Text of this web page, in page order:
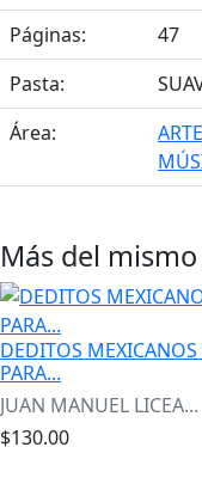
Páginas:
47
Pasta:
Área:
Más del
DEDITOS
PARA...
JUAN MANUEL LICEA...
$130.00